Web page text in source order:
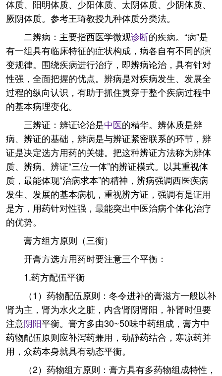
体质、阳明体质、少阳体质、太阴体质、少阴体质、
厥阴体质。参考王琦教授九种体质分类法。
二辨病：主要指西医学微观诊断的疾病。“病”是
有一组具有临床特征的症状构成，病各自有不同的演
变规律。围绕疾病进行治疗，即辨病论治，具有针对
性强，全面把握的优点。辨病是对疾病发生、发展全
过程的纵向认识，有助于抓住贯穿于整个疾病过程中
的基本病理变化。
三辨证：辨证论治是中医的精华。辨体质是辨
病、辨证的基础，辨病是与辨证紧密联系的环节，辨
证是决定选方用药的关键。把这种辨证方法称为辨体
质、辨病、辨证“三位一体”的辨证模式。以其重视体
质，最能体现“治病求本”的精神，辨病强调西医疾病
发生、发展的基本病机，重视辨方证，强调有是证用
是方，用药针对性强，最能突出中医治病个体化治疗
的优势。
膏方组方原则（三衡）
开膏方选方用药时要注意三个平衡：
1.药方配伍平衡
（1）药物配伍原则：冬令进补的膏滋方一般以补
肾为主，肾为水火之脏，内含肾阴肾阳，补肾时但要
注意阴阳平衡。膏方多由30~50味中药组成，膏方中
药物配伍原则应补泻药兼用，动静药结合，寒凉药并
用，众药本身就具有动态平衡。
（2）药物组方原则：膏方具有多药物组成特性，